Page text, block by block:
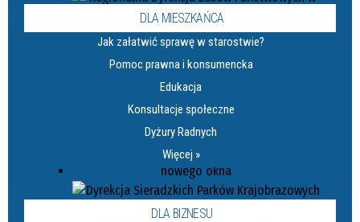
DLA MIESZKAŃCA
Jak załatwić sprawę w starostwie?
Pomoc prawna i konsumencka
Edukacja
Konsultacje społeczne
Dyżury Radnych
Więcej »
DLA BIZNESU